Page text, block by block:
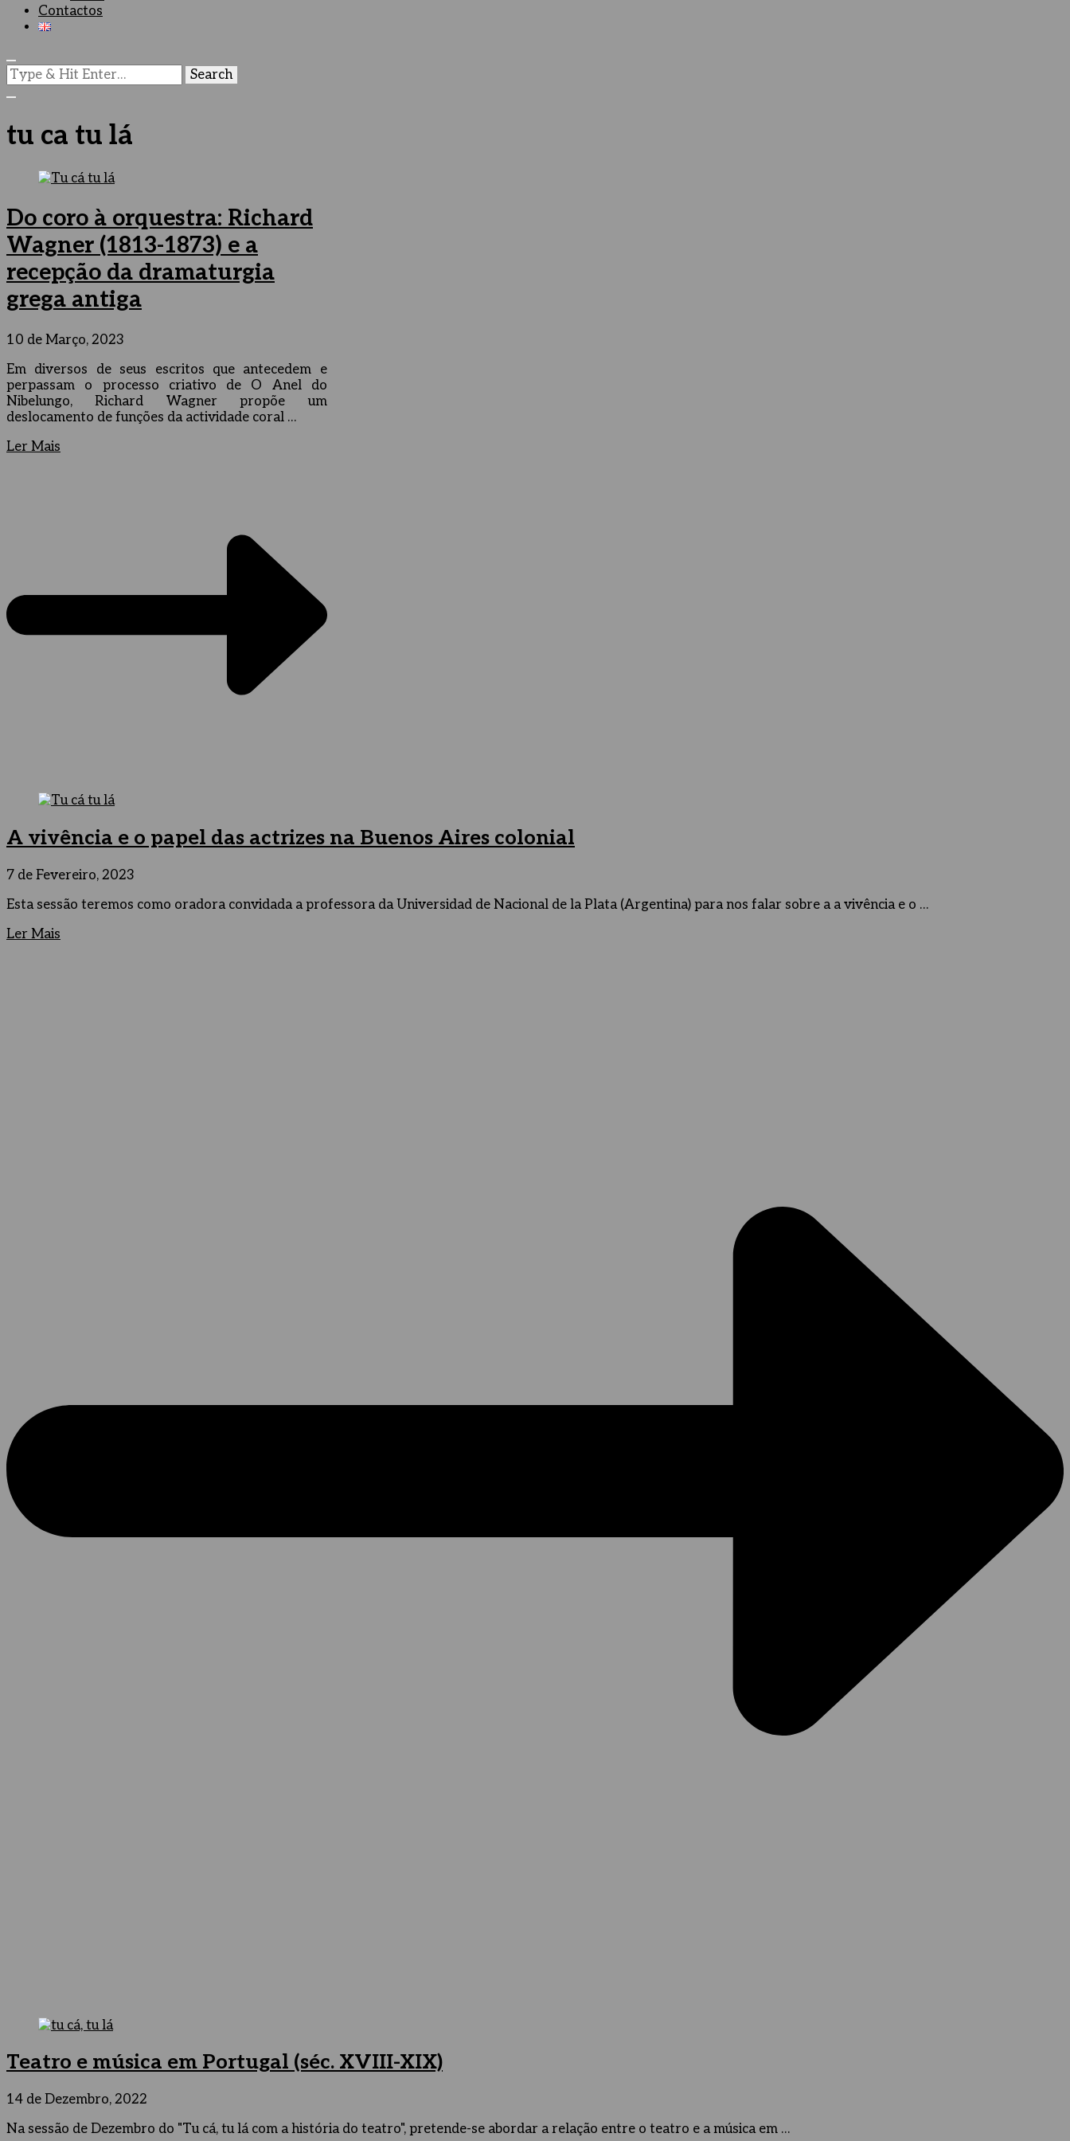
Contactos
Looking
for
tu ca tu lá
Do coro à orquestra: Richard
Wagner (1813-1873) e a
recepção da dramaturgia
grega antiga
10 de Março, 2023
Em diversos de seus escritos que antecedem e
perpassam o processo criativo de O Anel do
Nibelungo, Richard Wagner propõe um
deslocamento de funções da actividade coral …
Ler Mais
A vivência e o papel das actrizes na Buenos Aires colonial
7 de Fevereiro, 2023
Esta sessão teremos como oradora convidada a professora da Universidad de Nacional de la Plata (Argentina) para nos falar sobre a a vivência e o …
Ler Mais
Teatro e música em Portugal (séc. XVIII-XIX)
14 de Dezembro, 2022
Na sessão de Dezembro do "Tu cá, tu lá com a história do teatro", pretende-se abordar a relação entre o teatro e a música em …